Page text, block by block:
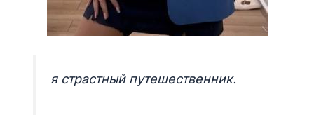
я страстный путешественник.